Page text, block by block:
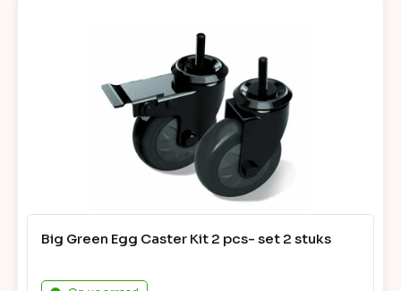
Big Green Egg Caster Kit 2 pcs- set 2 stuks